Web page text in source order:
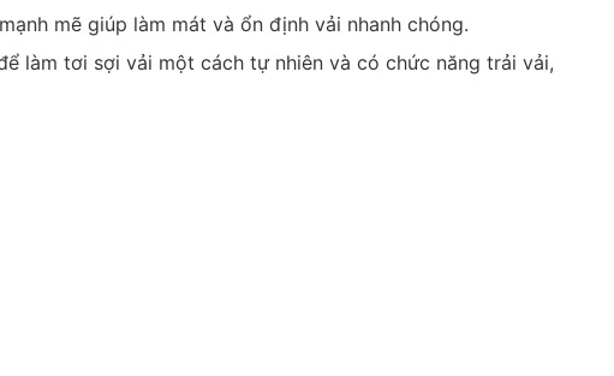
mẽ giúp làm mát và ổn định vải nhanh chóng.
làm tơi sợi vải một cách tự nhiên và có chức năng trải vải,